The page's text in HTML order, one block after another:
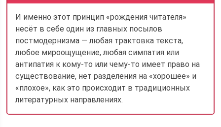
И именно этот принцип «рождения читателя»
несёт в себе один из главных посылов
постмодернизма — любая трактовка текста,
любое мироощущение, любая симпатия или
антипатия к кому-то или чему-то имеет право на
существование, нет разделения на «хорошее» и
«плохое», как это происходит в традиционных
литературных направлениях.